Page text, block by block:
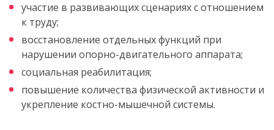
участие в развивающих сценариях с отношением
к труду;
восстановление отдельных функций при
нарушении опорно-двигательного аппарата;
социальная реабилитация;
повышение количества физической активности и
укрепление костно-мышечной системы.